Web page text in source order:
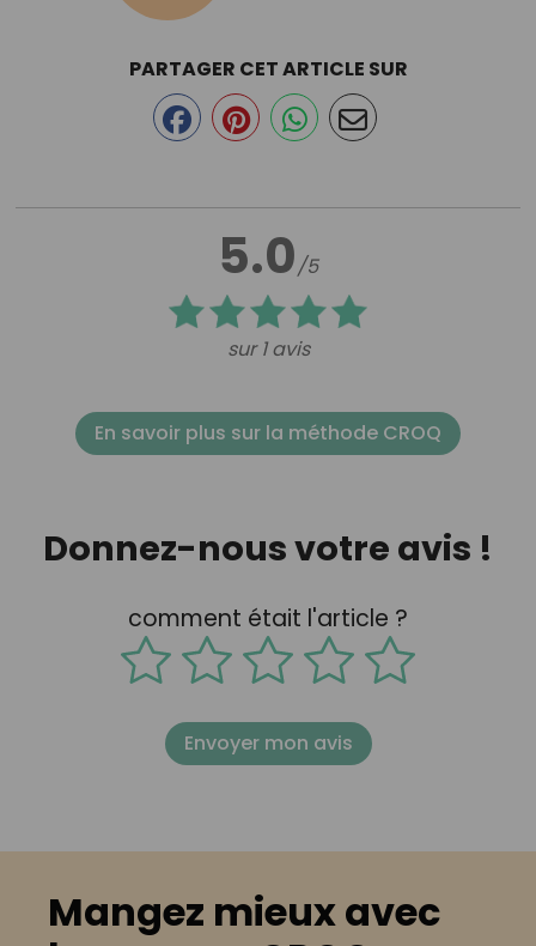
5.0/5
sur 1 avis
PARTAGER CET ARTICLE SUR
En savoir plus sur la méthode CROQ
Donnez-nous votre avis !
comment était l'article ?
Envoyer mon avis
Mangez mieux avec